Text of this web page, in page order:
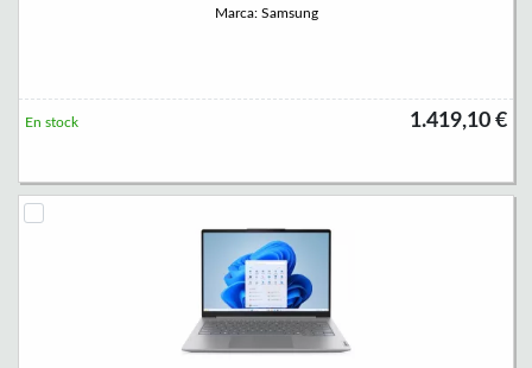
Marca: Samsung
1.419,10 €
En stock